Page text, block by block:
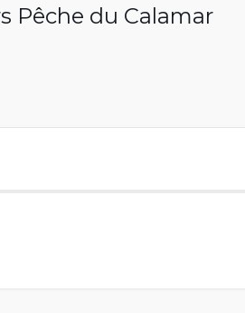
Pêche du Calamar